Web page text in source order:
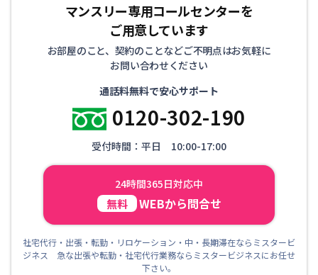
マンスリー専用コールセンターを
ご用意しています
お部屋のこと、契約のことなどご不明点はお気軽に
お問い合わせください
通話料無料で安心サポート
0120-302-190
受付時間：平日 10:00-17:00
24時間365日対応中
無料 WEBから問合せ
社宅代行・出張・転勤・リロケーション・中・長期滞在ならミスタービ
ジネス 急な出張や転勤・社宅代行業務ならミスタービジネスにお任せ
下さい。